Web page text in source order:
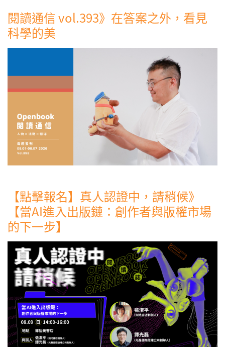
閱讀通信 vol.393》在答案之外，看見
科學的美
【點擊報名】真人認證中，請稍候》
【當AI進入出版鏈：創作者與版權市場
的下一步】